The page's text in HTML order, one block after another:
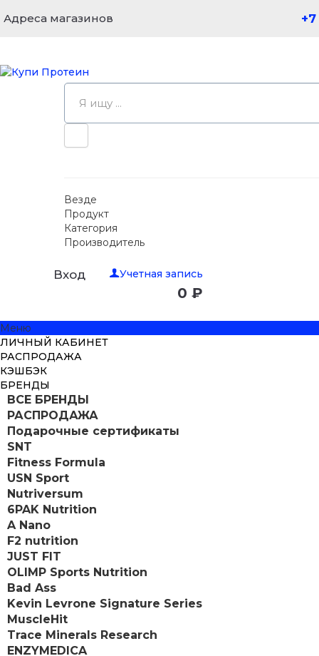
Адреса магазинов
Везде
Продукт
Категория
Производитель
Вход Учетная запись
0 ₽
Меню
ЛИЧНЫЙ КАБИНЕТ
РАСПРОДАЖА
КЭШБЭК
БРЕНДЫ
ВСЕ БРЕНДЫ
РАСПРОДАЖА
Подарочные сертификаты
SNT
Fitness Formula
USN Sport
Nutriversum
6PAK Nutrition
A Nano
F2 nutrition
JUST FIT
OLIMP Sports Nutrition
Bad Ass
Kevin Levrone Signature Series
MuscleHit
Trace Minerals Research
ENZYMEDICA